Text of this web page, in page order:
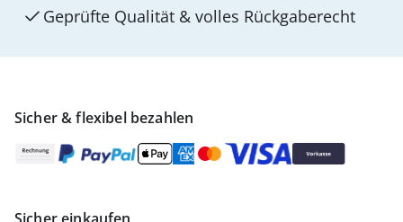
Sicher & flexibel bezahlen
Geprüfte Qualität & volles Rückgaberecht